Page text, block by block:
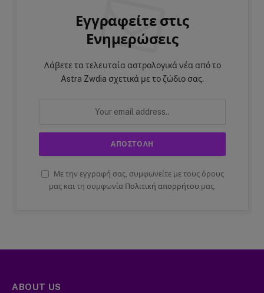
Εγγραφείτε στις
Ενημερώσεις
Λάβετε τα τελευταία αστρολογικά νέα από το
Astra Zwdia σχετικά με το ζώδιο σας.
Με την εγγραφή σας, συμφωνείτε με τους όρους
μας και τη συμφωνία Πολιτική απορρήτου μας.
ABOUT US